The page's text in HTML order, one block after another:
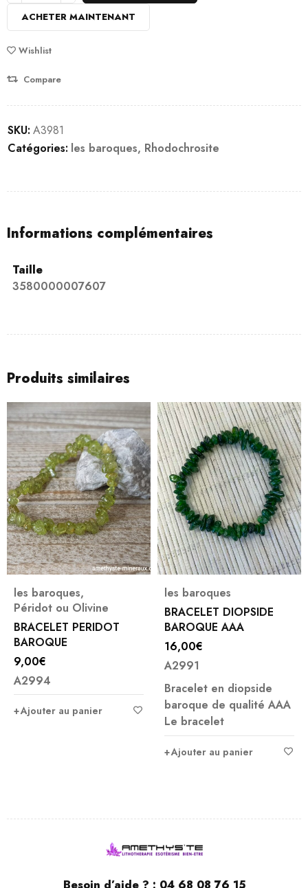
ACHETER MAINTENANT
Wishlist
Compare
SKU: A3981
Catégories: les baroques, Rhodochrosite
Informations complémentaires
Taille
3580000007607
Produits similaires
les baroques,
Péridot ou Olivine
BRACELET PERIDOT
BAROQUE
9,00€
A2994
Ajouter au panier
les baroques
BRACELET DIOPSIDE
BAROQUE AAA
16,00€
A2991
Bracelet en diopside
baroque de qualité AAA
Le bracelet
Ajouter au panier